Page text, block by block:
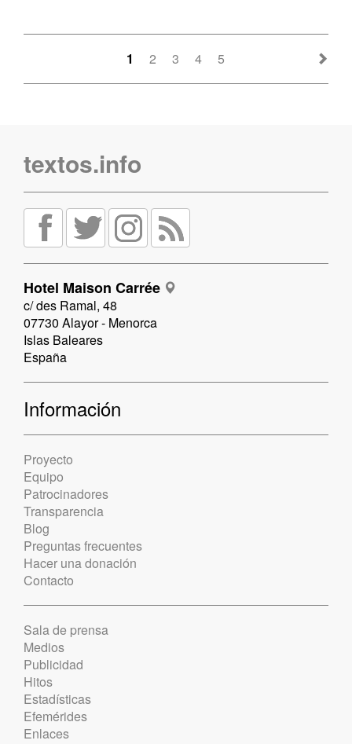
1 2 3 4 5
textos.info
Hotel Maison Carrée
c/ des Ramal, 48
07730 Alayor - Menorca
Islas Baleares
España
Información
Proyecto
Equipo
Patrocinadores
Transparencia
Blog
Preguntas frecuentes
Hacer una donación
Contacto
Sala de prensa
Medios
Publicidad
Hitos
Estadísticas
Efemérides
Enlaces